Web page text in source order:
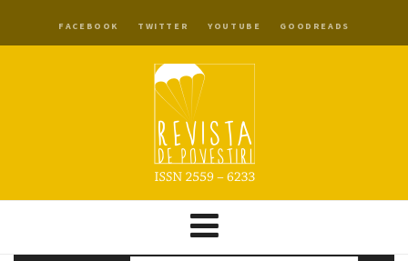
FACEBOOK TWITTER YOUTUBE GOODREADS